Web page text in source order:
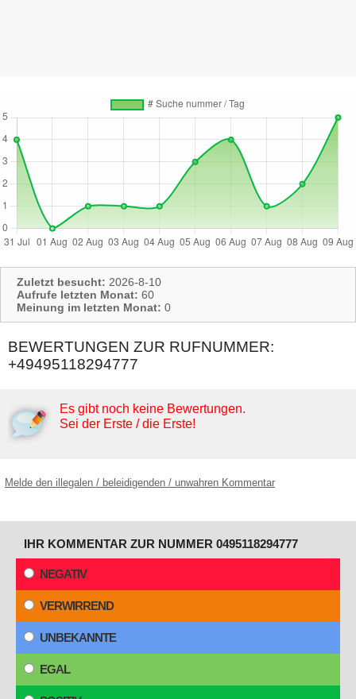
Zuletzt besucht: 2026-8-10
Aufrufe letzten Monat: 60
Meinung im letzten Monat: 0
BEWERTUNGEN ZUR RUFNUMMER:
+49495118294777
Es gibt noch keine Bewertungen.
Sei der Erste / die Erste!
Melde den illegalen / beleidigenden / unwahren Kommentar
IHR KOMMENTAR ZUR NUMMER 0495118294777
NEGATIV
VERWIRREND
UNBEKANNTE
EGAL